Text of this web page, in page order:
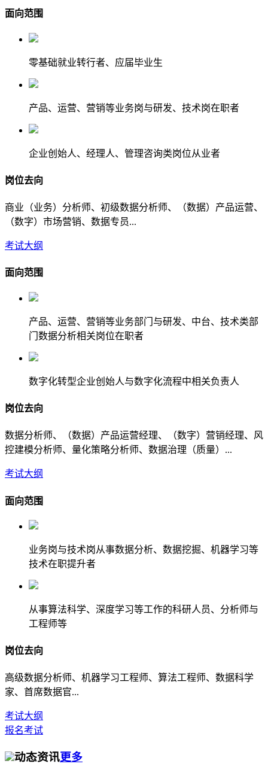
面向范围
零基础就业转行者、应届毕业生
产品、运营、营销等业务岗与研发、技术岗在职者
企业创始人、经理人、管理咨询类岗位从业者
岗位去向
商业（业务）分析师、初级数据分析师、（数据）产品运营、
（数字）市场营销、数据专员...
考试大纲
面向范围
产品、运营、营销等业务部门与研发、中台、技术类部
门数据分析相关岗位在职者
数字化转型企业创始人与数字化流程中相关负责人
岗位去向
数据分析师、（数据）产品运营经理、（数字）营销经理、风
控建模分析师、量化策略分析师、数据治理（质量）...
考试大纲
面向范围
业务岗与技术岗从事数据分析、数据挖掘、机器学习等
技术在职提升者
从事算法科学、深度学习等工作的科研人员、分析师与
工程师等
岗位去向
高级数据分析师、机器学习工程师、算法工程师、数据科学
家、首席数据官...
考试大纲
报名考试
动态资讯更多